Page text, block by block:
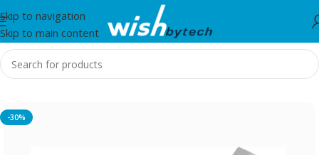
Skip to navigation
Skip to main content
Home/Xiaomi
-30%